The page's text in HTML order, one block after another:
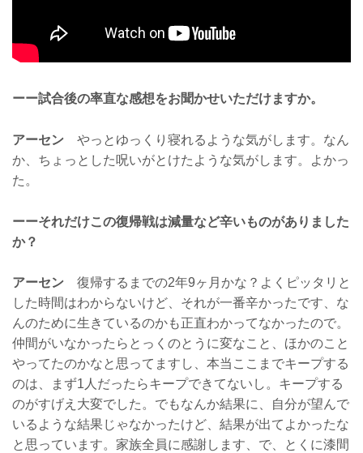
ーー試合後の率直な感想をお聞かせいただけますか。
アーセン やっとゆっくり寝れるような気がします。なん
か、ちょっとした呪いがとけたような気がします。よかっ
た。
ーーそれだけこの復帰戦は減量など辛いものがありました
か？
アーセン 復帰するまでの2年9ヶ月かな？よくピッタリと
した時間はわからないけど、それが一番辛かったです、な
んのために生きているのかも正直わかってなかったので。
仲間がいなかったらとっくのとうに変なこと、ほかのこと
やってたのかなと思ってますし、本当ここまでキープする
のは、まず1人だったらキープできてないし。キープする
のがすげえ大変でした。でもなんか結果に、自分が望んで
いるような結果じゃなかったけど、結果が出てよかったな
と思っています。家族全員に感謝します、で、とくに漆間